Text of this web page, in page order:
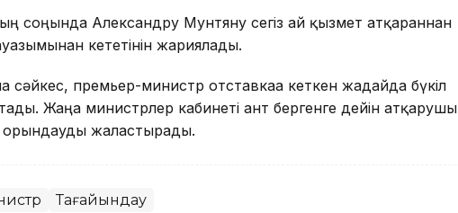
соңында Александру Мунтяну сегіз ай қызмет атқарғаннан
кететінін жариялады.
премьер-министр отставкаға кеткен жағдайда бүкіл
Жаңа министрлер кабинеті ант бергенге дейін атқарушы
орындауды жалғастырады.
Тағайындау